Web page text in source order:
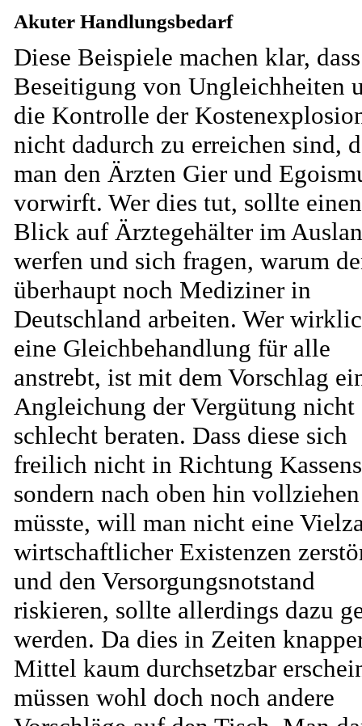
Akuter Handlungsbedarf
Diese Beispiele machen klar,
Beseitigung von Ungleichheiten
die Kontrolle der
nicht dadurch zu erreichen sind,
man den Ärzten Gier und
vorwirft. Wer dies tut, sollte einen
Blick auf Ärztegehälter im
werfen und sich fragen, warum
überhaupt noch Mediziner in
Deutschland arbeiten. Wer
eine Gleichbehandlung für alle
anstrebt, ist mit dem Vorschlag
Angleichung der Vergütung nicht
schlecht beraten. Dass diese sich
freilich nicht in Richtung
sondern nach oben hin vollziehen
müsste, will man nicht eine
wirtschaftlicher Existenzen
und den Versorgungsnotstand
riskieren, sollte allerdings dazu
werden. Da dies in Zeiten
Mittel kaum durchsetzbar
müssen wohl doch noch andere